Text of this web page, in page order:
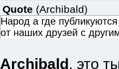
Quote (Archibald)
Народ а где
от наших друзей с
Archibald , это